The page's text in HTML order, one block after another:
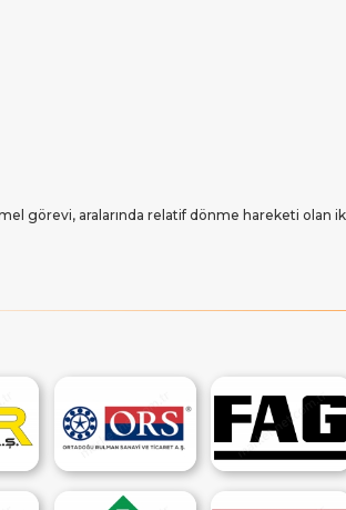
görevi, aralarında relatif dönme hareketi olan